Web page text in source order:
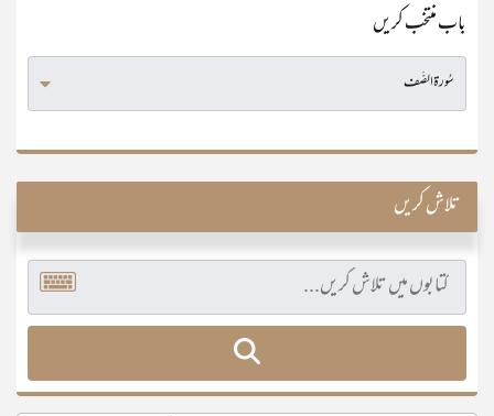
باب منتخب کریں
تلاش کریں